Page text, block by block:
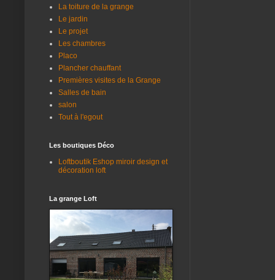
La toiture de la grange
Le jardin
Le projet
Les chambres
Placo
Plancher chauffant
Premières visites de la Grange
Salles de bain
salon
Tout à l'egout
Les boutiques Déco
Loftboutik Eshop miroir design et
décoration loft
La grange Loft